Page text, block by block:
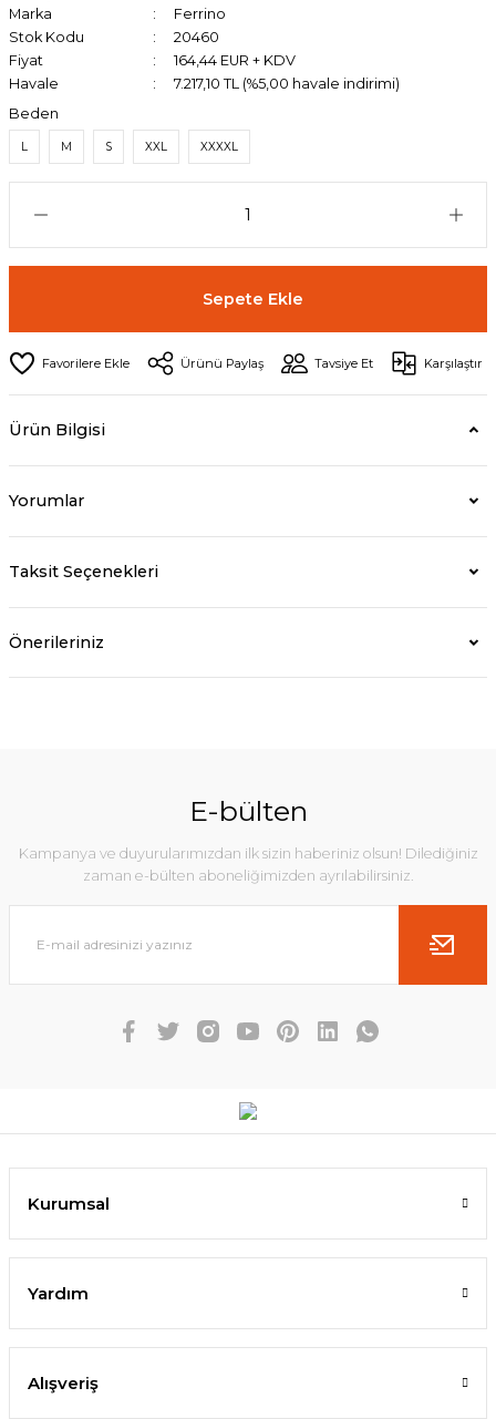
Marka
Ferrino
Stok Kodu
20460
Fiyat
164,44 EUR + KDV
Havale
7.217,10 TL (%5,00 havale indirimi)
Beden
L M S XXL XXXXL
Sepete Ekle
Ürünü Paylaş Tavsiye Et Karşılaştır
Ürün Bilgisi
Yorumlar
Taksit Seçenekleri
Önerileriniz
E-bülten
Kampanya ve duyurularımızdan ilk sizin haberiniz olsun! Dilediğiniz
zaman e-bülten aboneliğimizden ayrılabilirsiniz.
Kurumsal
Yardım
Alışveriş